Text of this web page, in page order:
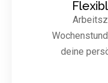
deine